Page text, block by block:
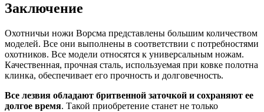
Заключение
Охотничьи ножи Ворсма представлены большим количеством
моделей. Все они выполнены в соответствии с потребностями
охотников. Все модели относятся к универсальным ножам.
Качественная, прочная сталь, используемая при ковке полотна
клинка, обеспечивает его прочность и долговечность.
Все лезвия обладают бритвенной заточкой и сохраняют ее
долгое время. Такой приобретение станет не только